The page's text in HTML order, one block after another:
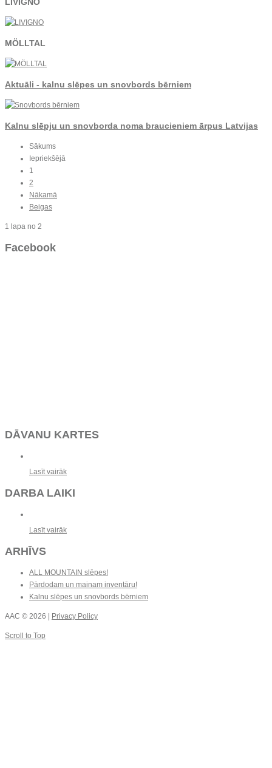
MÖLLTAL
Aktuāli - kalnu slēpes un snovbords bērniem
Kalnu slēpju un snovborda noma braucieniem ārpus Latvijas
Sākums
Iepriekšējā
1
2
Nākamā
Beigas
1 lapa no 2
Facebook
DĀVANU KARTES
Lasīt vairāk
DARBA LAIKI
Lasīt vairāk
ARHĪVS
ALL MOUNTAIN slēpes!
Pārdodam un mainam inventāru!
Kalnu slēpes un snovbords bērniem
AAC © 2026 | Privacy Policy
Scroll to Top